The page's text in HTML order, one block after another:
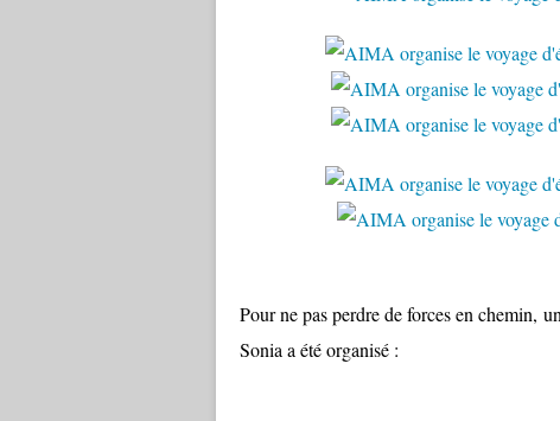
Pour ne pas perdre de forces en chemin,
Sonia a été organisé :